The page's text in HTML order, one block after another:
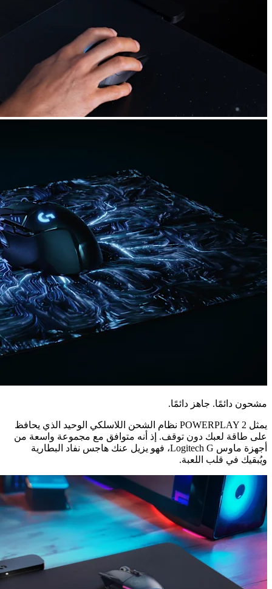
مشحون دائمًا. جاهز دائمًا.
يمثل POWERPLAY 2‏ نظام الشحن اللاسلكي الوحيد الذي يحافظ
على طاقة لعبك دون توقف. إذ أنه متوافق مع مجموعة واسعة من
أجهزة ماوس Logitech G‏، فهو يزيل عنك هاجس نفاد البطارية
ويُبقيك في قلب اللعبة.